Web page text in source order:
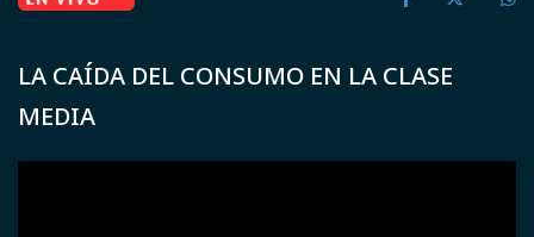
LA CAÍDA DEL CONSUMO EN LA CLASE
MEDIA